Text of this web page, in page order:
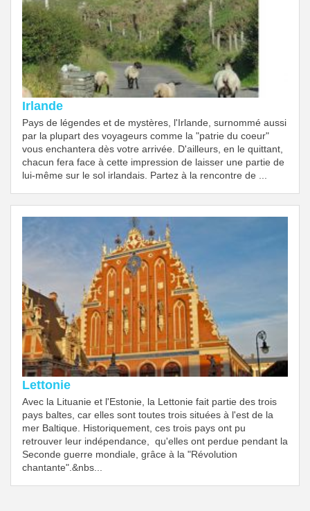
Irlande
Pays de légendes et de mystères, l'Irlande, surnommé aussi
par la plupart des voyageurs comme la "patrie du coeur"
vous enchantera dès votre arrivée. D'ailleurs, en le quittant,
chacun fera face à cette impression de laisser une partie de
lui-même sur le sol irlandais. Partez à la rencontre de ...
Lettonie
Avec la Lituanie et l'Estonie, la Lettonie fait partie des trois
pays baltes, car elles sont toutes trois situées à l'est de la
mer Baltique. Historiquement, ces trois pays ont pu
retrouver leur indépendance, qu'elles ont perdue pendant la
Seconde guerre mondiale, grâce à la "Révolution
chantante".&nbs...